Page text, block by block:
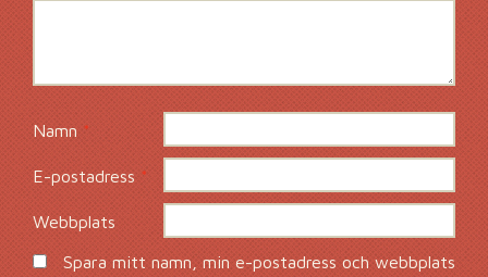
Namn*
E-postadress *
Webbplats
Spara mitt namn, min e-postadress och webbplats